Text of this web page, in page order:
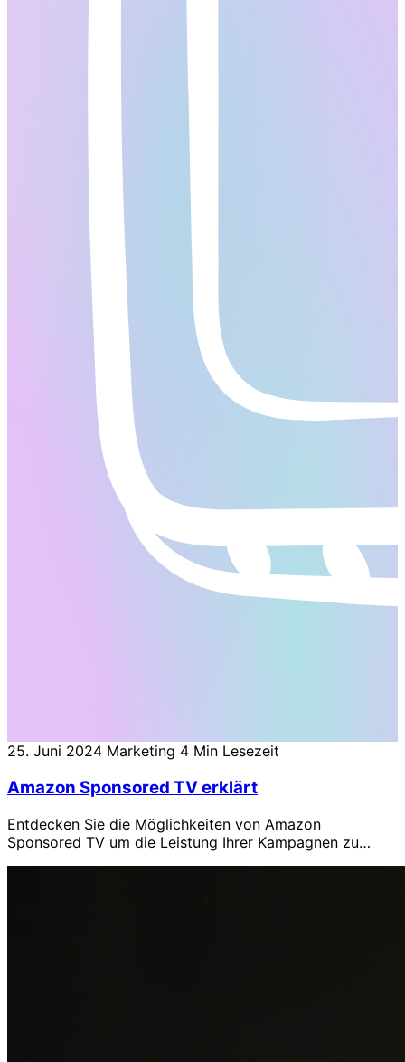
25. Juni 2024 Marketing 4 Min Lesezeit
Amazon Sponsored TV erklärt
Entdecken Sie die Möglichkeiten von Amazon
Sponsored TV um die Leistung Ihrer Kampagnen zu